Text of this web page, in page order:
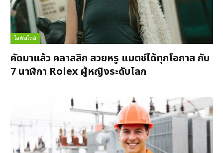
ไลฟ์สไตล์
คัดมาแล้ว คลาสสิก สวยหรู แมตช์ได้ทุกโอกาส กับ
7 นาฬิกา Rolex ผู้หญิงระดับโลก